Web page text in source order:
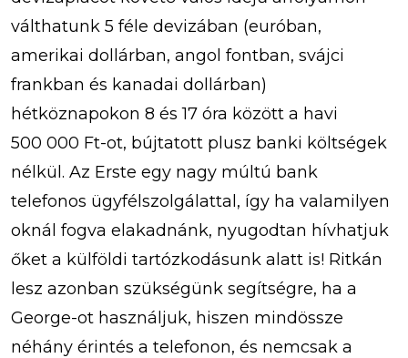
válthatunk 5 féle devizában (euróban,
amerikai dollárban, angol fontban, svájci
frankban és kanadai dollárban)
hétköznapokon 8 és 17 óra között a havi
500 000 Ft-ot, bújtatott plusz banki költségek
nélkül. Az Erste egy nagy múltú bank
telefonos ügyfélszolgálattal, így ha valamilyen
oknál fogva elakadnánk, nyugodtan hívhatjuk
őket a külföldi tartózkodásunk alatt is! Ritkán
lesz azonban szükségünk segítségre, ha a
George-ot használjuk, hiszen mindössze
néhány érintés a telefonon, és nemcsak a